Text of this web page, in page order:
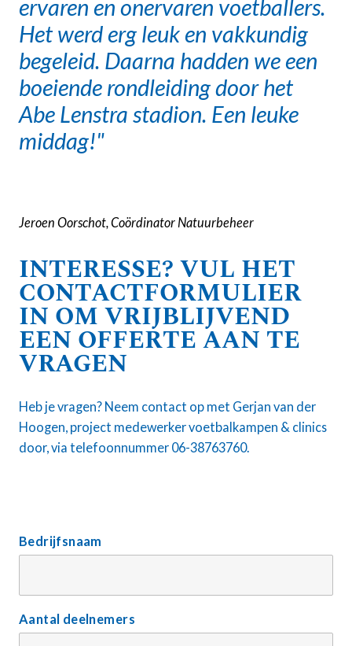
ervaren en onervaren voetballers.
Het werd erg leuk en vakkundig
begeleid. Daarna hadden we een
boeiende rondleiding door het
Abe Lenstra stadion. Een leuke
middag!
Jeroen Oorschot, Coördinator Natuurbeheer
INTERESSE? VUL HET
CONTACTFORMULIER
IN OM VRIJBLIJVEND
EEN OFFERTE AAN TE
VRAGEN
Heb je vragen? Neem contact op met Gerjan van der
Hoogen, project medewerker voetbalkampen & clinics
door, via telefoonnummer 06-38763760.
Bedrijfsnaam
Aantal deelnemers